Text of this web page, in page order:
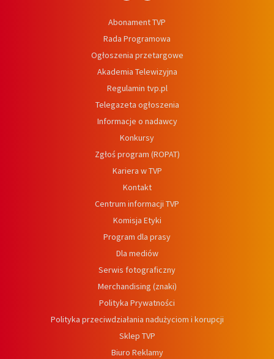
Abonament TVP
Rada Programowa
Ogłoszenia przetargowe
Akademia Telewizyjna
Regulamin tvp.pl
Telegazeta ogłoszenia
Informacje o nadawcy
Konkursy
Zgłoś program (ROPAT)
Kariera w TVP
Kontakt
Centrum informacji TVP
Komisja Etyki
Program dla prasy
Dla mediów
Serwis fotograficzny
Merchandising (znaki)
Polityka Prywatności
Polityka przeciwdziałania nadużyciom i korupcji
Sklep TVP
Biuro Reklamy